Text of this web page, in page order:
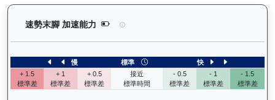
速勢末腳 加速能力 大宗師（K578）— 速勢末腳加速能力
慢 標準
快
+ 1.5
標準差
+ 1
標準差
+ 0.5
標準差
接近
標準時間
- 0.5
標準差
- 1
標準差
- 1.5
標準差